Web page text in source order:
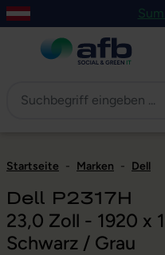
Hauptinhalt springen
Zur Navigation der B2B-
Startseite - Marken - Dell
Dell P2317H
23,0 Zoll - 1920 x
Schwarz / Grau